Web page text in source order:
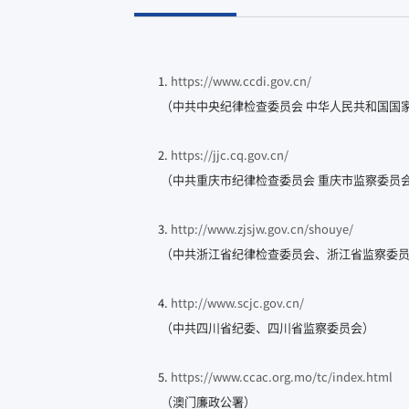
1. https://www.ccdi.gov.cn/
（中共中央纪律检查委员会 中华人民共和国国
2. https://jjc.cq.gov.cn/
（中共重庆市纪律检查委员会 重庆市监察委员
3. http://www.zjsjw.gov.cn/shouye/
（中共浙江省纪律检查委员会、浙江省监察委
4. http://www.scjc.gov.cn/
（中共四川省纪委、四川省监察委员会）
5. https://www.ccac.org.mo/tc/index.html
（澳门廉政公署）